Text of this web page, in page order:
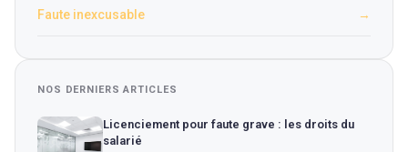
Faute inexcusable →
NOS DERNIERS ARTICLES
Licenciement pour faute grave : les droits du
salarié